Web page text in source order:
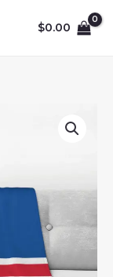
$0.00